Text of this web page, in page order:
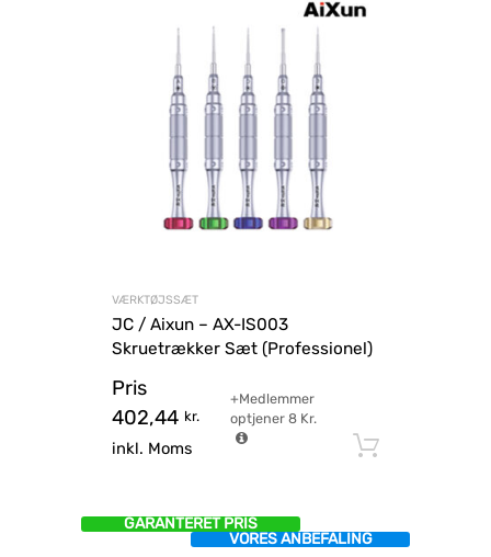
VÆRKTØJSSÆT
JC / Aixun – AX-IS003
Skruetrækker Sæt (Professionel)
Pris
402,44 kr.
inkl. Moms
+Medlemmer
optjener8 Kr.
GARANTERET PRIS
VORES ANBEFALING